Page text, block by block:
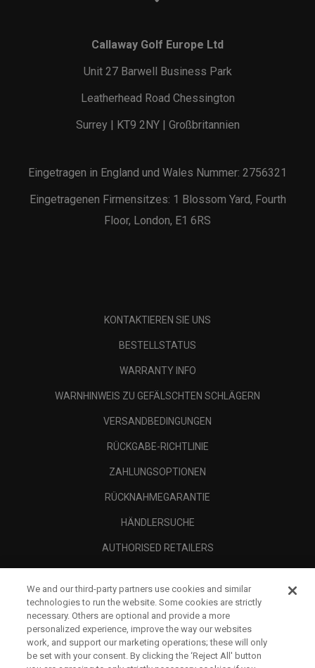
Callaway Golf Europe Ltd
Unit 27 Barwell Business Park
Leatherhead Road Chessington
Surrey | KT9 2NY | Großbritannien
Eingetragen in England und Wales Nummer: 2756321
Eingetragenen Firmensitzes: 1 Blossom Yard, Fourth
Floor, London, E1 6RS
KONTAKTIEREN SIE UNS
BESTELLSTATUS
WARRANTY INFO
WARNHINWEIS ZU GEFÄLSCHTEN SCHLÄGERN
VERSANDBEDINGUNGEN
RÜCKGABE-RICHTLINIE
ZAHLUNGSOPTIONEN
RÜCKNAHMEGARANTIE
HÄNDLERSUCHE
AUTHORISED RETAILERS
UNTERNEHMENSPROFIL
RECHTLICHES-
We and our third-party partners use cookies and similar
technologies to run the website. Some cookies are strictly
necessary. Others are optional and provide a more
personalized experience, improve the way our websites
work, and support our marketing operations; these will only
be set with your consent. By clicking the ‘Reject All' button